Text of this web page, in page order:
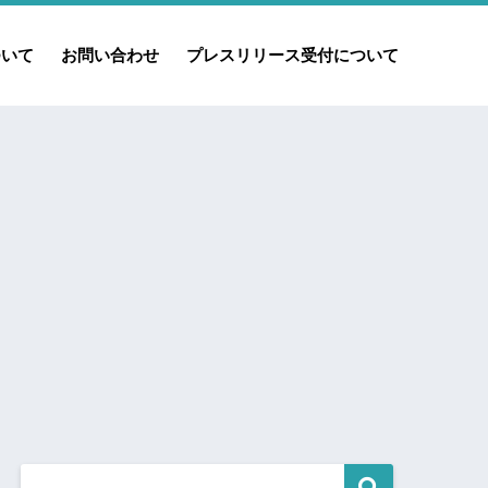
て お問い合わせ プレスリリース受付について